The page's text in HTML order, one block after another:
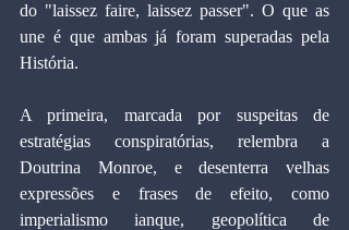
do "laissez faire, laissez passer". O que as
une é que ambas já foram superadas pela
História.
A primeira, marcada por suspeitas de
estratégias conspiratórias, relembra a
Doutrina Monroe, e desenterra velhas
expressões e frases de efeito, como
imperialismo ianque, geopolítica de